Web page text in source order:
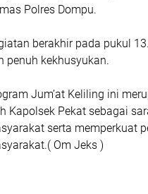
Polres Dompu.
berakhir pada pukul
penuh kekhusyukan.
Jum’at Keliling ini
Kapolsek Pekat sebagai
serta memperkuat
Om Jeks )